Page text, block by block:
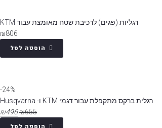
רגליות (פגים) לרכיבת שטח מאומצת עבור KTM
₪806
הוספה לסל
24%-
רגלית ברקס מתקפלת עבור דגמי KTM ו- Husqvarna
₪655
₪496